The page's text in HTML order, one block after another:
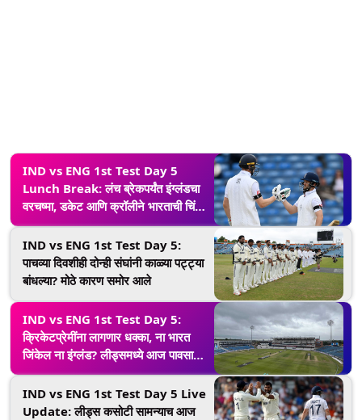
IND vs ENG 1st Test Day 5
Lunch Break: लंच ब्रेकपर्यंत इंग्लंडचा
वरचष्मा, डकेट आणि क्रॉलीने भारताची चिंता
वाढवली!
IND vs ENG 1st Test Day 5:
पाचव्या दिवशीही दोन्ही संघांनी काळ्या पट्ट्या
बांधल्या? मोठे कारण समोर आले
IND vs ENG 1st Test Day 5:
क्रिकेटप्रेमींना लागणार धक्का, ना भारत
जिंकेल ना इंग्लंड? लीड्समध्ये आज पावसाची
टक्केवारी जास्त; सामना होणार ड्रॉ!
IND vs ENG 1st Test Day 5 Live
Update: लीड्स कसोटी सामन्याच आज